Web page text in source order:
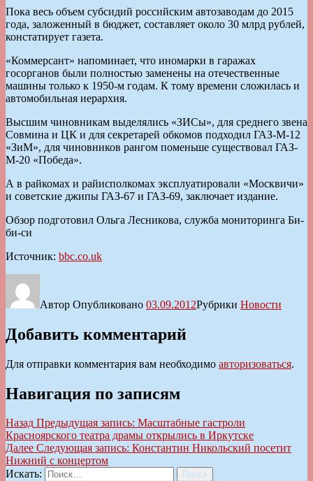
Пока весь объем субсидий российским автозаводам до 2015
года, заложенный в бюджет, составляет около 30 млрд рублей,
констатирует газета.
«Коммерсант» напоминает, что иномарки в гаражах
госорганов были полностью заменены на отечественные
машины только к 1950-м годам. К тому времени сложилась и
автомобильная иерархия.
Высшим чиновникам выделялись «ЗИСы», для среднего звена
Совмина и ЦК и для секретарей обкомов подходил ГАЗ-М-12
«ЗиМ», для чиновников рангом поменьше существовал ГАЗ-
М-20 «Победа».
А в райкомах и райисполкомах эксплуатировали «Москвичи»
и советские джипы ГАЗ-67 и ГАЗ-69, заключает издание.
Обзор подготовил Ольга Лесникова, служба мониторинга Би-
би-си
Источник: bbc.co.uk
Автор Опубликовано 03.09.2012Рубрики Новости
Добавить комментарий
Для отправки комментария вам необходимо авторизоваться.
Навигация по записям
Назад Предыдущая запись: Масштабные гастроли
Красноярского театра драмы открылись в Иркутске
Далее Следующая запись: Константин Никольский посетит
Нижний с концертом
Искать:
Поиск